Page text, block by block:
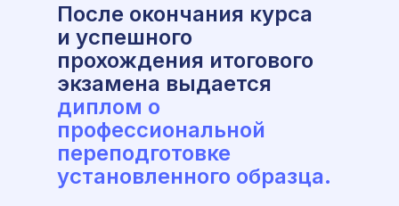
После окончания курса
и успешного
прохождения итогового
экзамена выдается
диплом о
профессиональной
переподготовке
установленного образца.